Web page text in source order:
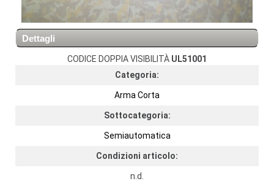
Dettagli
CODICE DOPPIA VISIBILITÀ UL51001
Categoria:
Arma Corta
Sottocategoria:
Semiautomatica
Condizioni articolo:
n.d.